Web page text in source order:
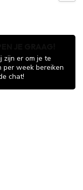
zijn er om je te
per week bereiken
chat!